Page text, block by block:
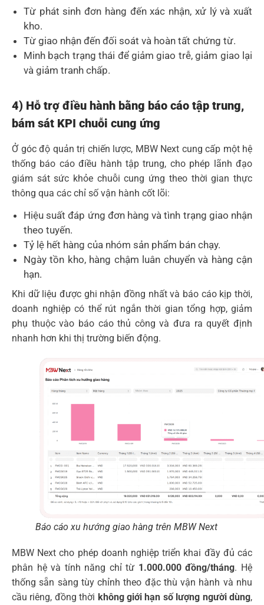
Từ phát sinh đơn hàng đến xác nhận, xử lý và xuất
kho.
Từ giao nhận đến đối soát và hoàn tất chứng từ.
Minh bạch trạng thái để giảm giao trễ, giảm giao lại
và giảm tranh chấp.
4) Hỗ trợ điều hành bằng báo cáo tập trung,
bám sát KPI chuỗi cung ứng
Ở góc độ quản trị chiến lược, MBW Next cung cấp một hệ
thống báo cáo điều hành tập trung, cho phép lãnh đạo
giám sát sức khỏe chuỗi cung ứng theo thời gian thực
thông qua các chỉ số vận hành cốt lõi:
Hiệu suất đáp ứng đơn hàng và tình trạng giao nhận
theo tuyến.
Tỷ lệ hết hàng của nhóm sản phẩm bán chạy.
Ngày tồn kho, hàng chậm luân chuyển và hàng cận
hạn.
Khi dữ liệu được ghi nhận đồng nhất và báo cáo kịp thời,
doanh nghiệp có thể rút ngắn thời gian tổng hợp, giảm
phụ thuộc vào báo cáo thủ công và đưa ra quyết định
nhanh hơn khi thị trường biến động.
Báo cáo xu hướng giao hàng trên MBW Next
MBW Next cho phép doanh nghiệp triển khai đầy đủ các
phân hệ và tính năng chỉ từ 1.000.000 đồng/tháng. Hệ
thống sẵn sàng tùy chỉnh theo đặc thù vận hành và nhu
cầu riêng, đồng thời không giới hạn số lượng người dùng,